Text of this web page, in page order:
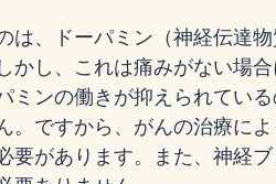
は、ドーパミン（神経伝達
し、これは痛みがない場合
ミンの働きが抑えられてい
。ですから、がんの治療に
要があります。また、神経